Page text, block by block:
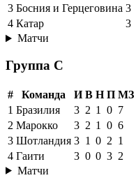
3 Босния и Герцеговина 3
4 Катар 3
Матчи
Группа C
# Команда И В Н П МЗ
1 Бразилия 3 2 1 0 7
2 Марокко 3 2 1 0 6
3 Шотландия 3 1 0 2 1
4 Гаити 3 0 0 3 2
Матчи